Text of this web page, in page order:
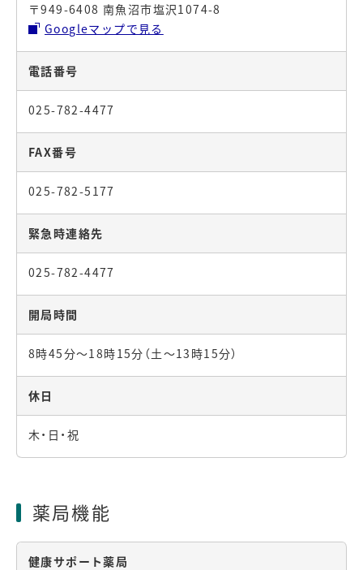
〒949-6408 南魚沼市塩沢1074-8
Googleマップで見る
電話番号
025-782-4477
FAX番号
025-782-5177
緊急時連絡先
025-782-4477
開局時間
8時45分～18時15分（土～13時15分）
休日
木・日・祝
薬局機能
健康サポート薬局